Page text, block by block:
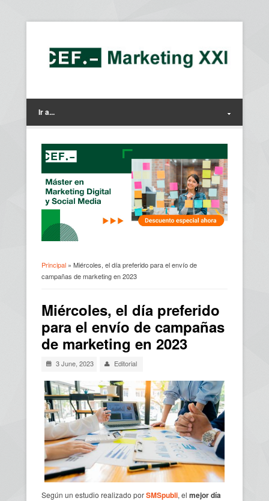
Ir a...
Principal » Miércoles, el día preferido para el envío de
campañas de marketing en 2023
Miércoles, el día preferido
para el envío de campañas
de marketing en 2023
3 June, 2023 Editorial
Según un estudio realizado porSMSpubli, el mejor día